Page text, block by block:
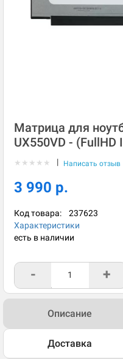
Матрица для
UX550VD - (FullHD
★ ★ ★ ★ ★ | Написать отзыв
3 990 р.
Код товара: 237623
Характеристики
есть в наличии
- +
Описание
Доставка